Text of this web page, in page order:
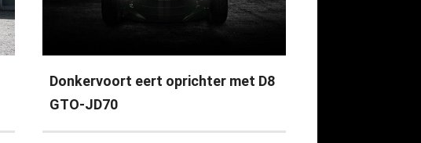
Donkervoort eert oprichter met D8
GTO-JD70